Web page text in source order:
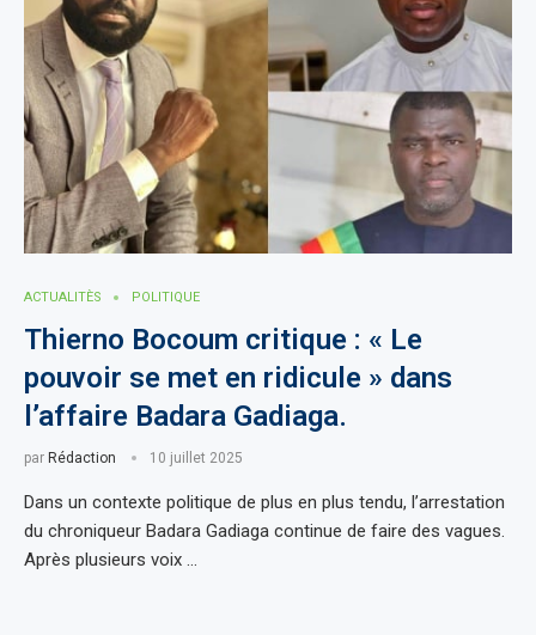
ACTUALITÈS POLITIQUE
Thierno Bocoum critique : « Le
pouvoir se met en ridicule » dans
l’affaire Badara Gadiaga.
par Rédaction 10 juillet 2025
Dans un contexte politique de plus en plus tendu, l’arrestation
du chroniqueur Badara Gadiaga continue de faire des vagues.
Après plusieurs voix …